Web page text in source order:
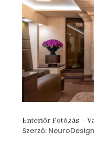
Enteriőr Fotózás –
Szerző: NeuroDesign